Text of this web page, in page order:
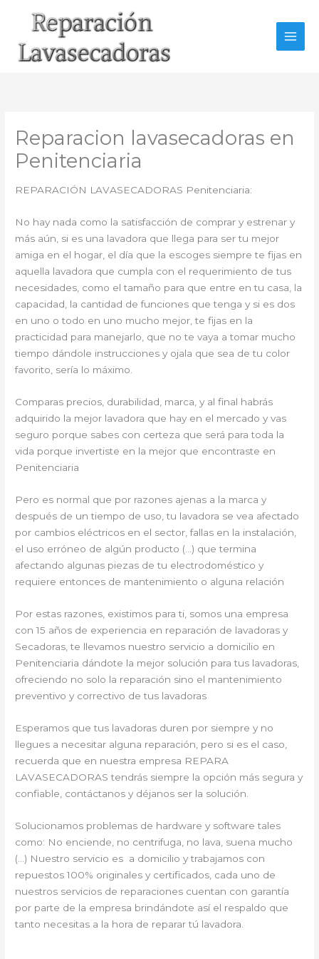
Reparacion lavasecadoras en
Penitenciaria
REPARACIÓN LAVASECADORAS Penitenciaria:
No hay nada como la satisfacción de comprar y estrenar y
más aún, si es una lavadora que llega para ser tu mejor
amiga en el hogar, el día que la escoges siempre te fijas en
aquella lavadora que cumpla con el requerimiento de tus
necesidades, como el tamaño para que entre en tu casa, la
capacidad, la cantidad de funciones que tenga y si es dos
en uno o todo en uno mucho mejor, te fijas en la
practicidad para manejarlo, que no te vaya a tomar mucho
tiempo dándole instrucciones y ojala que sea de tu color
favorito, sería lo máximo.
Comparas precios, durabilidad, marca, y al final habrás
adquirido la mejor lavadora que hay en el mercado y vas
seguro porque sabes con certeza que será para toda la
vida porque invertiste en la mejor que encontraste en
Penitenciaria
Pero es normal que por razones ajenas a la marca y
después de un tiempo de uso, tu lavadora se vea afectado
por cambios eléctricos en el sector, fallas en la instalación,
el uso erróneo de algún producto (…) que termina
afectando algunas piezas de tu electrodoméstico y
requiere entonces de mantenimiento o alguna relación
Por estas razones, existimos para ti, somos una empresa
con 15 años de experiencia en reparación de lavadoras y
Secadoras, te llevamos nuestro servicio a domicilio en
Penitenciaria dándote la mejor solución para tus lavadoras,
ofreciendo no solo la reparación sino el mantenimiento
preventivo y correctivo de tus lavadoras
Esperamos que tus lavadoras duren por siempre y no
llegues a necesitar alguna reparación, pero si es el caso,
recuerda que en nuestra empresa REPARA
LAVASECADORAS tendrás siempre la opción más segura y
confiable, contáctanos y déjanos ser la solución.
Solucionamos problemas de hardware y software tales
como: No enciende, no centrifuga, no lava, suena mucho
(…) Nuestro servicio es a domicilio y trabajamos con
repuestos 100% originales y certificados, cada uno de
nuestros servicios de reparaciones cuentan con garantía
por parte de la empresa brindándote así el respaldo que
tanto necesitas a la hora de reparar tú lavadora.